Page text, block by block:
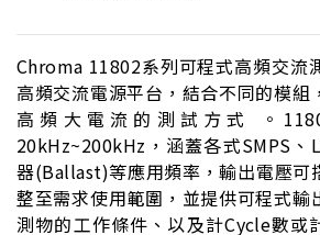
Chroma 11802系列可程式高頻交流
高頻交流電源平台，結合不同的模組
高頻大電流的測試方式 。
20kHz~200kHz，涵蓋各式SMPS
器(Ballast)等應用頻率，輸出電壓可
整至需求使用範圍，並提供可程式輸
測物的工作條件、以及計Cycle數